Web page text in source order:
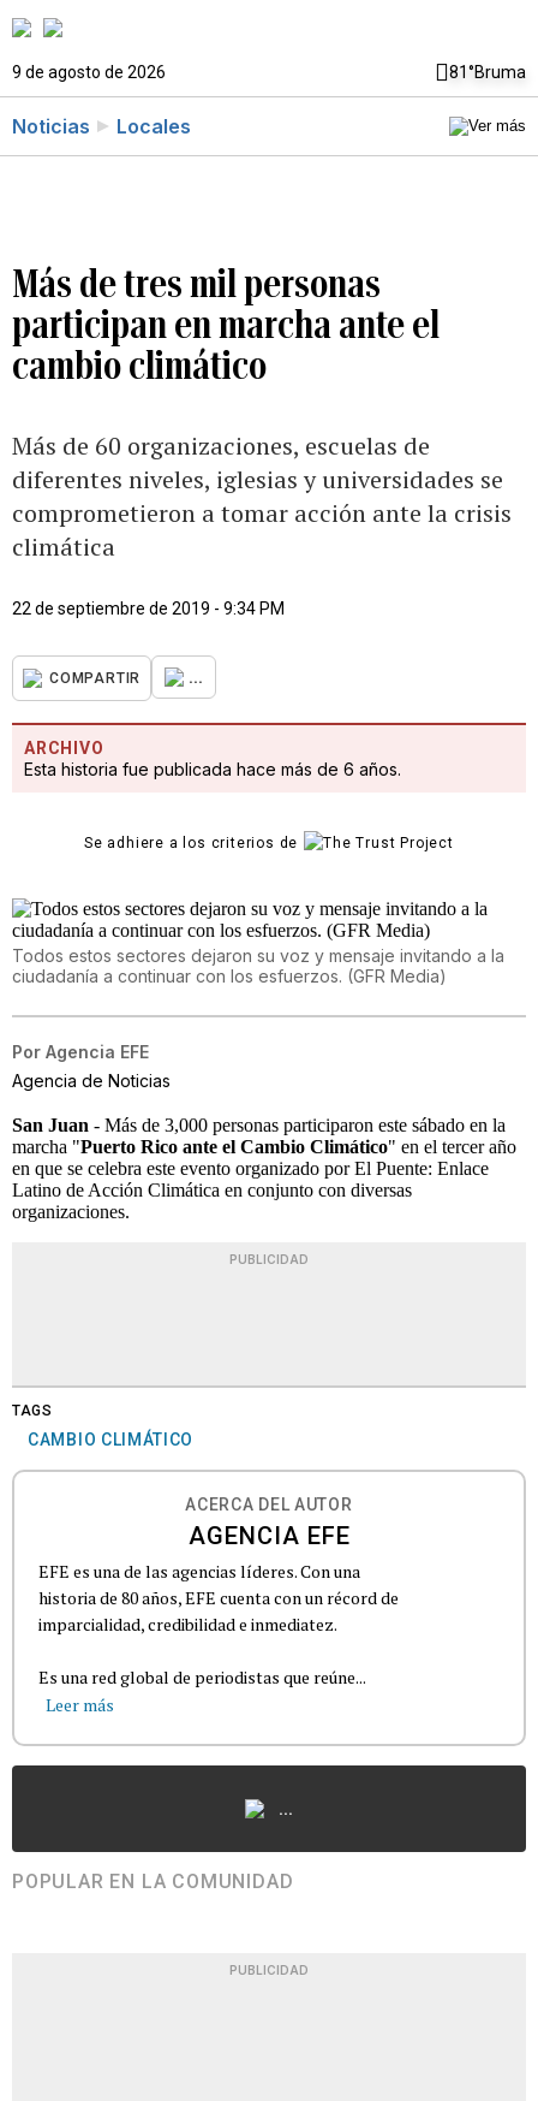
9 de agosto de 2026 81°Bruma
Noticias Locales
Más de tres mil personas
participan en marcha ante el
cambio climático
Más de 60 organizaciones, escuelas de
diferentes niveles, iglesias y universidades se
comprometieron a tomar acción ante la crisis
climática
22 de septiembre de 2019 - 9:34 PM
COMPARTIR ...
ARCHIVO
Esta historia fue publicada hace más de 6 años.
Se adhiere a los criterios de
Todos estos sectores dejaron su voz y mensaje invitando a la
ciudadanía a continuar con los esfuerzos. (GFR Media)
Por Agencia EFE
Agencia de Noticias
San Juan - Más de 3,000 personas participaron este sábado en la
marcha "Puerto Rico ante el Cambio Climático" en el tercer año
en que se celebra este evento organizado por El Puente: Enlace
Latino de Acción Climática en conjunto con diversas
organizaciones.
PUBLICIDAD
TAGS
CAMBIO CLIMÁTICO
ACERCA DEL AUTOR
AGENCIA EFE
EFE es una de las agencias líderes. Con una
historia de 80 años, EFE cuenta con un récord de
imparcialidad, credibilidad e inmediatez.
Es una red global de periodistas que reúne...
Leer más
...
POPULAR EN LA COMUNIDAD
PUBLICIDAD